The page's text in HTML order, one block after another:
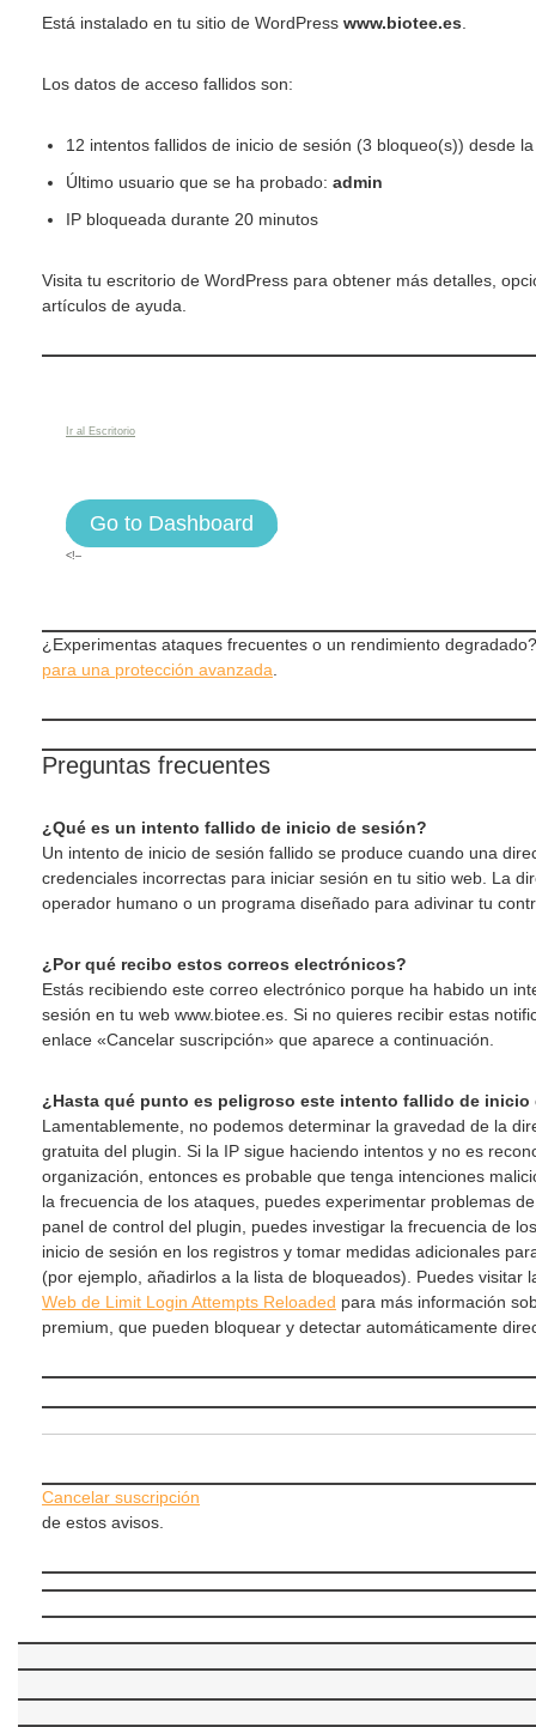
Está instalado en tu sitio de WordPress www.biotee.es
Los datos de acceso fallidos son:
12 intentos fallidos de inicio de sesión (3 bloqueo(s)) desde
Último usuario que se ha probado: admin
IP bloqueada durante 20 minutos
Visita tu escritorio de WordPress para obtener más detalles,
artículos de ayuda.
Ir al Escritorio
Go to Dashboard
<!–
¿Experimentas ataques frecuentes o un rendimiento
para una protección avanzada
Preguntas frecuentes
¿Qué es un intento fallido de inicio de sesión?
Un intento de inicio de sesión fallido se produce cuando una
credenciales incorrectas para iniciar sesión en tu sitio web. La
operador humano o un programa diseñado para adivinar tu
¿Por qué recibo estos correos electrónicos?
Estás recibiendo este correo electrónico porque ha habido un
sesión en tu web www.biotee.es. Si no quieres recibir estas
enlace «Cancelar suscripción» que aparece a continuación.
¿Hasta qué punto es peligroso este intento fallido de inicio
Lamentablemente, no podemos determinar la gravedad de la
gratuita del plugin. Si la IP sigue haciendo intentos y no es
organización, entonces es probable que tenga intenciones
la frecuencia de los ataques, puedes experimentar problemas
panel de control del plugin, puedes investigar la frecuencia de
inicio de sesión en los registros y tomar medidas adicionales
(por ejemplo, añadirlos a la lista de bloqueados). Puedes visitar
Web de Limit Login Attempts Reloaded para más información
premium, que pueden bloquear y detectar automáticamente
Cancelar suscripción
de estos avisos.